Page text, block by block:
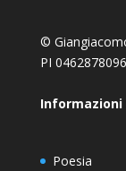
©
PI
Informazioni
Poesia